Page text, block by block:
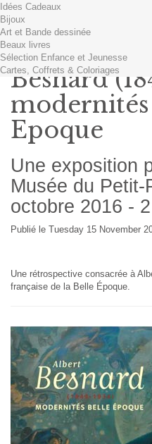
Continuer mes achats
Idées Cadeaux
Bijoux
Art et Bande dessinée
Beaux livres
Sélection Enfance et Jeunesse
Cartes, Coffrets & Coloriages
Exposition
Besnard
Epoque
Une exposition
Musée du
octobre 2016 -
Publié le Tuesday 15 November
Une rétrospective consacrée à
française de la Belle Époque.